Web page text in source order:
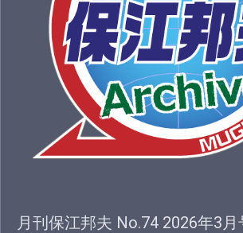
月刊保江邦夫 No.74 2026年3